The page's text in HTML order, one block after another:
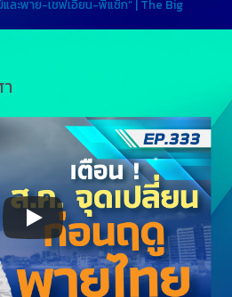
และพาย-เชฟเอียน-พี่แซ็ก” | The Big